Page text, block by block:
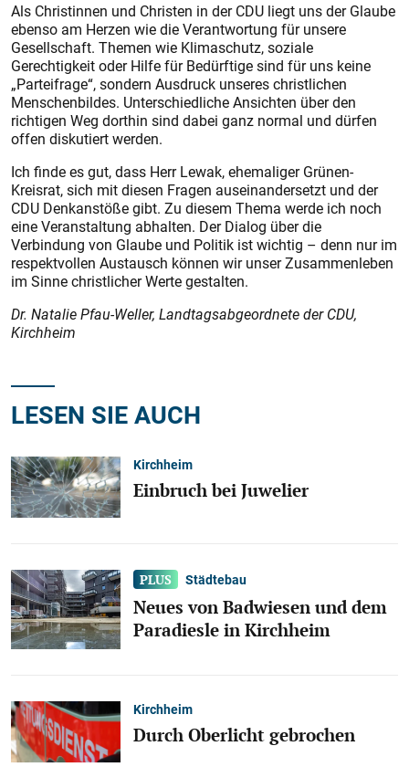
Als Christinnen und Christen in der CDU liegt uns der Glaube
ebenso am Herzen wie die Verantwortung für unsere
Gesellschaft. Themen wie Klimaschutz, soziale
Gerechtigkeit oder Hilfe für Bedürftige sind für uns keine
„Parteifrage“, sondern Ausdruck unseres christlichen
Menschenbildes. Unterschiedliche Ansichten über den
richtigen Weg dorthin sind dabei ganz normal und dürfen
offen diskutiert werden.
Ich finde es gut, dass Herr Lewak, ehemaliger Grünen-
Kreisrat, sich mit diesen Fragen auseinandersetzt und der
CDU Denkanstöße gibt. Zu diesem Thema werde ich noch
eine Veranstaltung abhalten. Der Dialog über die
Verbindung von Glaube und Politik ist wichtig – denn nur im
respektvollen Austausch können wir unser Zusammenleben
im Sinne christlicher Werte gestalten.
Dr. Natalie Pfau-Weller, Landtagsabgeordnete der CDU,
Kirchheim
LESEN SIE AUCH
Kirchheim
Einbruch bei Juwelier
Städtebau
Neues von Badwiesen und dem
Paradiesle in Kirchheim
Kirchheim
Durch Oberlicht gebrochen